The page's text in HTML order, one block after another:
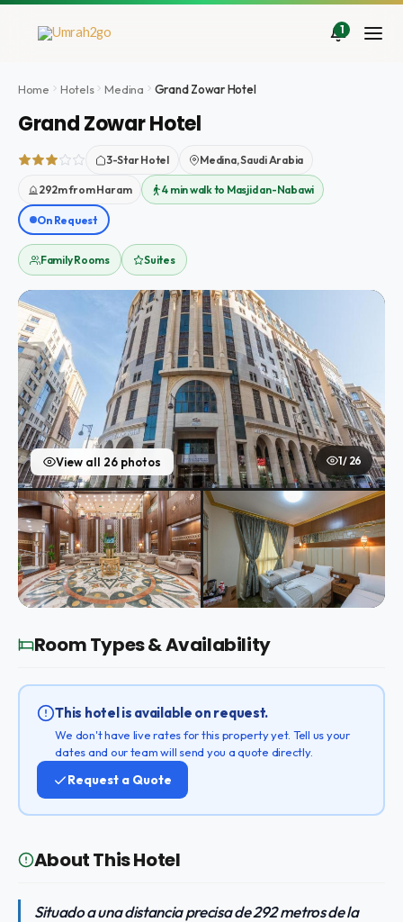
Ir
1
Home Hotels Medina Grand Zowar Hotel
Grand Zowar Hotel
3-Star Hotel Medina, Saudi Arabia
292m from Haram 4 min walk to Masjid an-Nabawi
On Request
Family Rooms Suites
View all 26 photos 1 / 26
Room Types & Availability
This hotel is available on request.
We don't have live rates for this property yet. Tell us your
dates and our team will send you a quote directly.
Request a Quote
About This Hotel
Situado a una distancia precisa de 292 metros de la